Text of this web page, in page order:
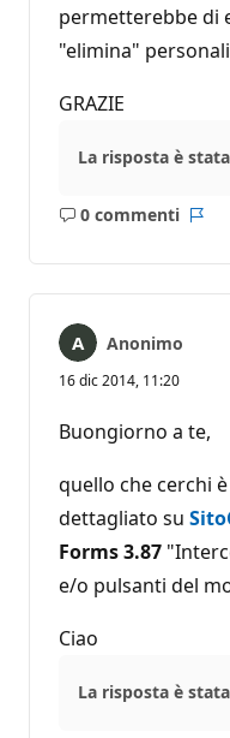
permetterebbe di
"elimina"
GRAZIE
La risposta è
0 commenti
Nessun
Anonimo
16 dic 2014, 11:20
Buongiorno a te,
quello che cerchi
dettagliato su
Forms 3.87
e/o pulsanti del
Ciao
La risposta è